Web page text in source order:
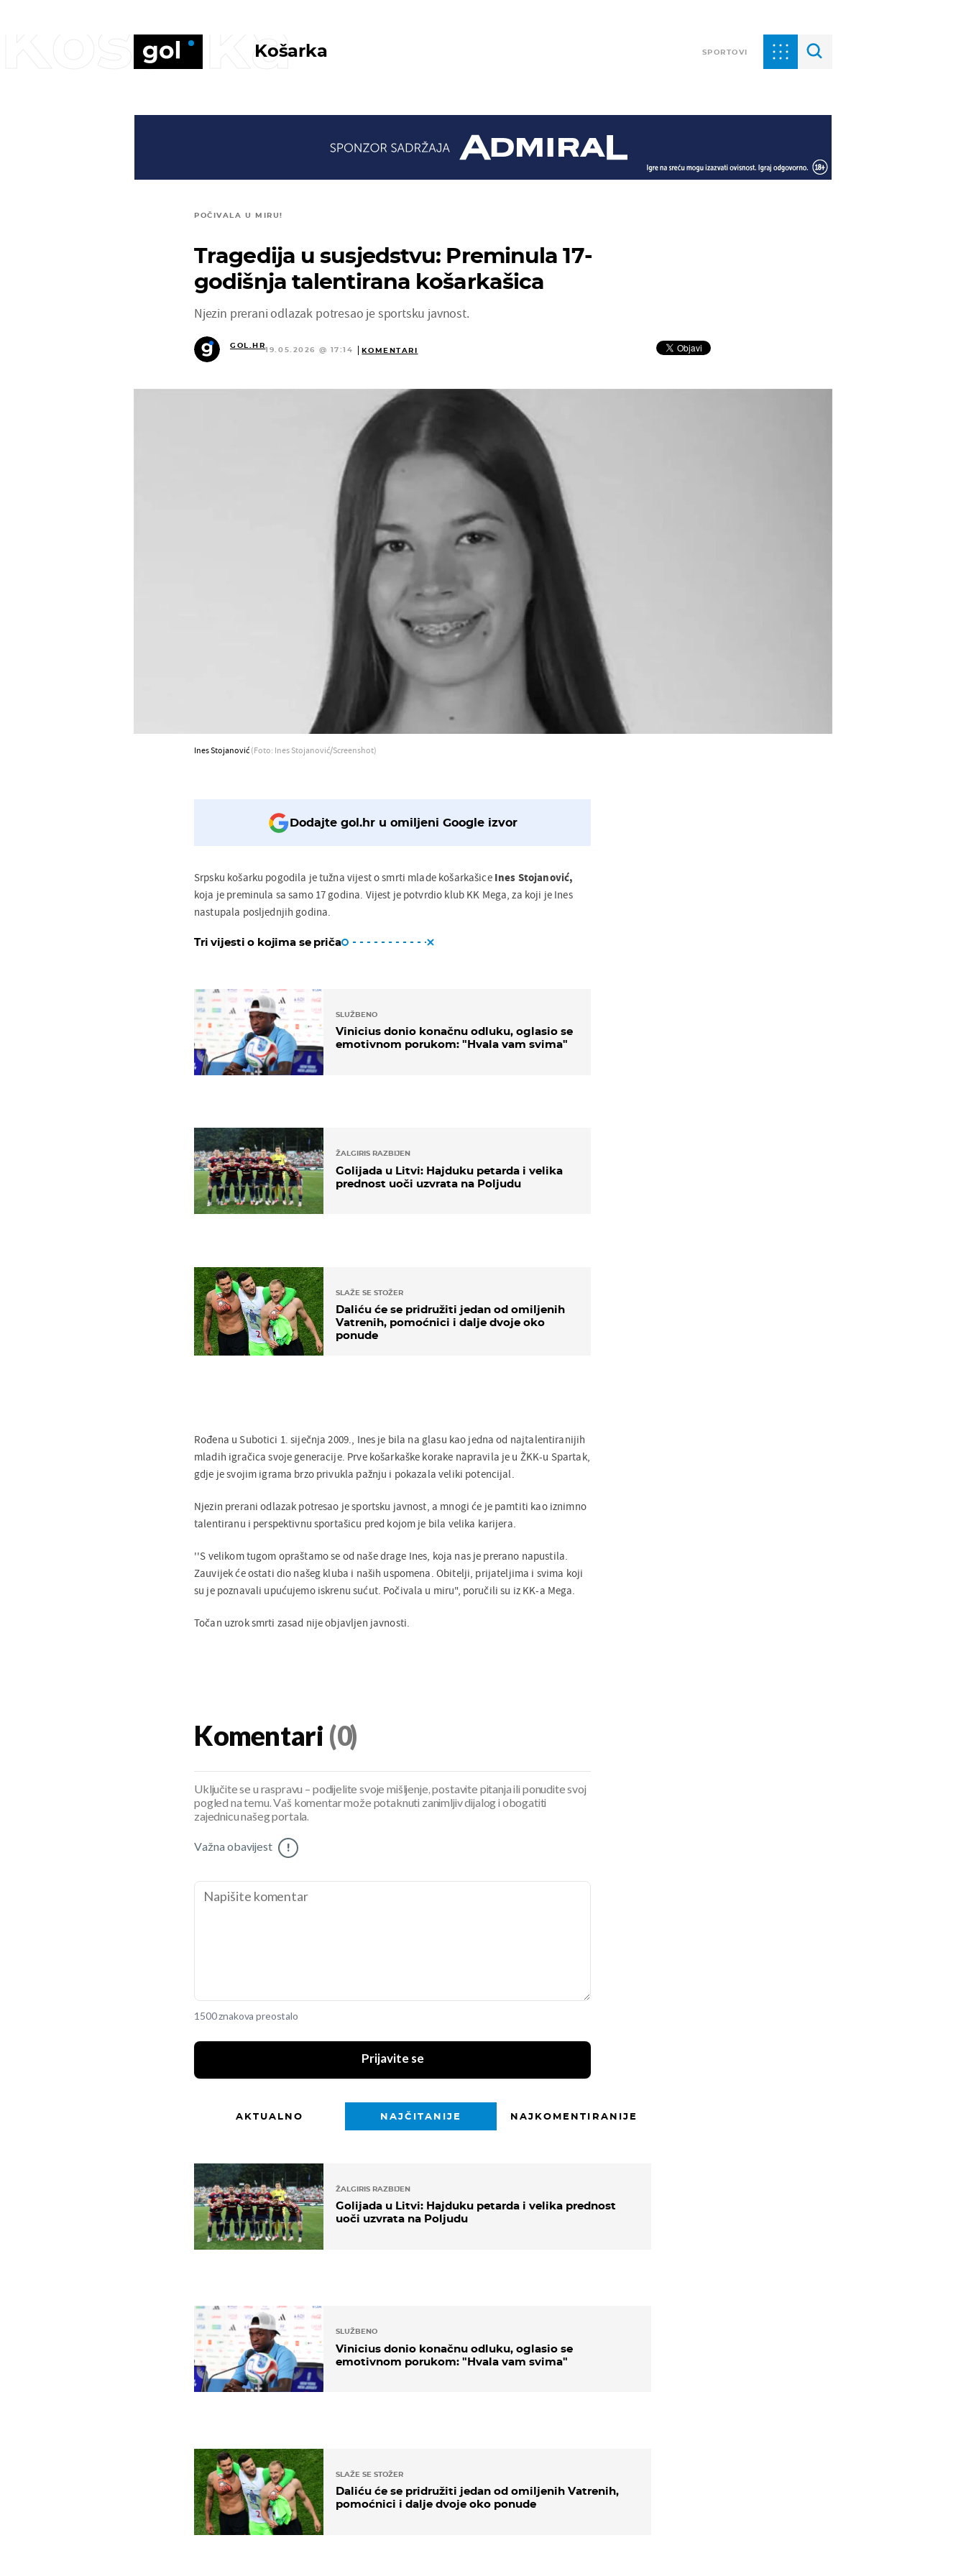
Košarka SPORTOVI
Košarka
POČIVALA U MIRU!
Tragedija u susjedstvu: Preminula 17-
godišnja talentirana košarkašica
Njezin prerani odlazak potresao je sportsku javnost.
GOL.HR
19.05.2026 @ 17:14 KOMENTARI
Ines Stojanović (Foto: Ines Stojanović/Screenshot)
Dodajte gol.hr u omiljeni Google izvor
Srpsku košarku pogodila je tužna vijest o smrti mlade košarkašiceInes Stojanović,
koja je preminula sa samo 17 godina. Vijest je potvrdio klub KK Mega, za koji je Ines
nastupala posljednjih godina.
Tri vijesti o kojima se priča
SLUŽBENO
Vinicius donio konačnu odluku, oglasio se
emotivnom porukom: "Hvala vam svima"
ŽALGIRIS RAZBIJEN
Golijada u Litvi: Hajduku petarda i velika
prednost uoči uzvrata na Poljudu
SLAŽE SE STOŽER
Daliću će se pridružiti jedan od omiljenih
Vatrenih, pomoćnici i dalje dvoje oko
ponude
Rođena u Subotici 1. siječnja 2009., Ines je bila na glasu kao jedna od najtalentiranijih
mladih igračica svoje generacije. Prve košarkaške korake napravila je u ŽKK-u Spartak,
gdje je svojim igrama brzo privukla pažnju i pokazala veliki potencijal.
Njezin prerani odlazak potresao je sportsku javnost, a mnogi će je pamtiti kao iznimno
talentiranu i perspektivnu sportašicu pred kojom je bila velika karijera.
''S velikom tugom opraštamo se od naše drage Ines, koja nas je prerano napustila.
Zauvijek će ostati dio našeg kluba i naših uspomena. Obitelji, prijateljima i svima koji
su je poznavali upućujemo iskrenu sućut. Počivala u miru", poručili su iz KK-a Mega.
Točan uzrok smrti zasad nije objavljen javnosti.
Komentari (0)
Uključite se u raspravu – podijelite svoje mišljenje, postavite pitanja ili ponudite svoj
pogled na temu. Vaš komentar može potaknuti zanimljiv dijalog i obogatiti
zajednicu našeg portala.
Važna obavijest !
1500 znakova preostalo
Prijavite se
AKTUALNO NAJČITANIJE NAJKOMENTIRANIJE
ŽALGIRIS RAZBIJEN
Golijada u Litvi: Hajduku petarda i velika prednost
uoči uzvrata na Poljudu
SLUŽBENO
Vinicius donio konačnu odluku, oglasio se
emotivnom porukom: "Hvala vam svima"
SLAŽE SE STOŽER
Daliću će se pridružiti jedan od omiljenih Vatrenih,
pomoćnici i dalje dvoje oko ponude